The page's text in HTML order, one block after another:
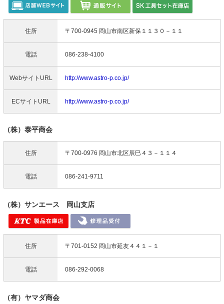
住所 〒700-0945 岡山市南区新保１１３０－１１
電話 086-238-4100
WebサイトURL http://www.astro-p.co.jp/
ECサイトURL http://www.astro-p.co.jp/
（株）泰平商会
住所 〒700-0976 岡山市北区辰巳４３－１１４
電話 086-241-9711
（株）サンエース 岡山支店
住所 〒701-0152 岡山市延友４４１－１
電話 086-292-0068
（有）ヤマダ商会